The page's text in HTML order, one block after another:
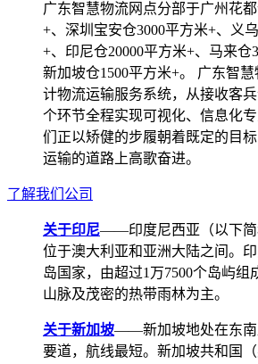
广东智慧物流网点分部于广州花
+、深圳宝安仓3000平方米+、义
+、印尼仓20000平方米+、马来仓
新加坡仓1500平方米+。 广东智
计物流运输服务系统，从接收客
个环节全程实现可视化、信息化
们正以矫健的步履朝着既定的目
运输的道路上高歌奋进。
了解我们公司
关于印尼——印度尼西亚（以下简
位于澳大利亚和亚洲大陆之间。
岛国家，由超过1万7500个岛屿组
山脉及茂密的热带雨林为主。
关于新加坡——新加坡地处在东南
要道，航线最短。新加坡共和国